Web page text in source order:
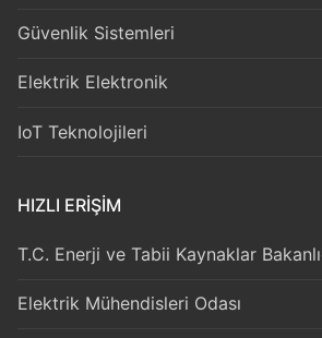
Güvenlik Sistemleri
Elektrik Elektronik
IoT Teknolojileri
HIZLI ERIŞIM
T.C. Enerji ve Tabii Kaynaklar
Elektrik Mühendisleri Odası